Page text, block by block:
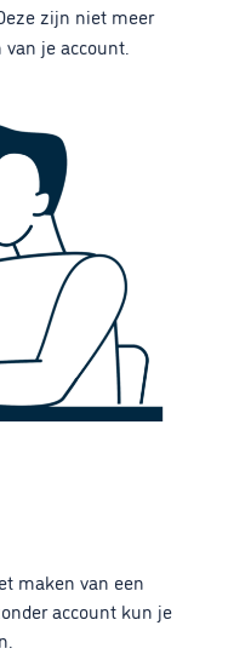
zijn niet meer
je account.
maken van een
account kun je